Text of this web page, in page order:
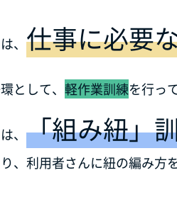
、 仕事に必要
として、 軽作業訓練を行っ
、 「組み紐」
、利用者さんに紐の編み方